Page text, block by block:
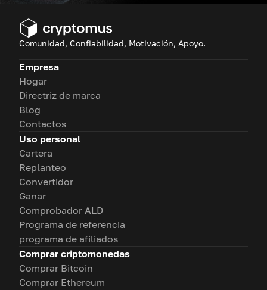
Comunidad, Confiabilidad, Motivación, Apoyo.
Empresa
Hogar
Directriz de marca
Blog
Contactos
Uso personal
Cartera
Replanteo
Convertidor
Ganar
Comprobador ALD
Programa de referencia
programa de afiliados
Comprar criptomonedas
Comprar Bitcoin
Comprar Ethereum